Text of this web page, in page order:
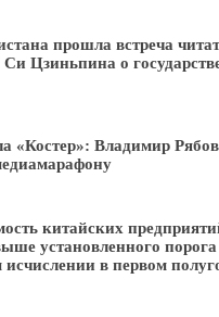
прошла встреча
Си Цзиньпина о
«Костер»: Владимир
китайских
установленного
исчислении в первом